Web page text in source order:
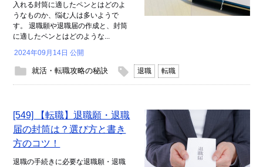
入れる封筒に適したペンとはどのよ
うなものか、悩む人は多いようで
す。 退職願や退職届の作成と、封筒
に適したペンとはどのような...
2024年09月14日 公開
就活・転職攻略の秘訣 退職 転職
[549] 【転職】退職願・退職
届の封筒は？選び方と書き
方のコツ！
退職の手続きに必要な退職願・退職